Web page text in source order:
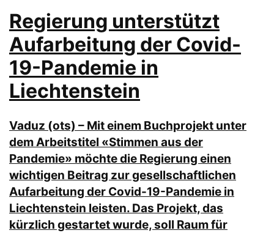
Regierung unterstützt
Aufarbeitung der Covid-
19-Pandemie in
Liechtenstein
Vaduz (ots) – Mit einem Buchprojekt unter
dem Arbeitstitel «Stimmen aus der
Pandemie» möchte die Regierung einen
wichtigen Beitrag zur gesellschaftlichen
Aufarbeitung der Covid-19-Pandemie in
Liechtenstein leisten. Das Projekt, das
kürzlich gestartet wurde, soll Raum für